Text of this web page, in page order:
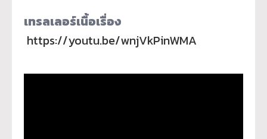
เทรลเลอร์เนื้อเรื่อง
https://youtu.be/wnjVkPinWMA